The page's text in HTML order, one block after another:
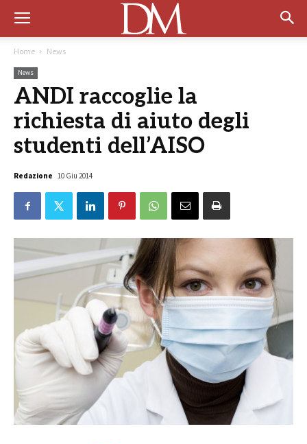
Home News
News
ANDI raccoglie la
richiesta di aiuto degli
studenti dell’AISO
Redazione 10 Giu 2014